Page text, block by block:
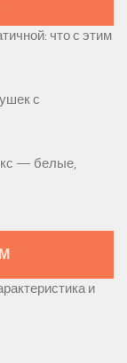
что с этим
с
— белые,
и